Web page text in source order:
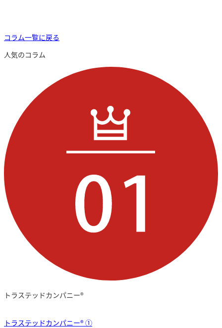
コラム一覧に戻る
人気のコラム
トラステッドカンパニー®︎
トラステッドカンパニー®️ ①